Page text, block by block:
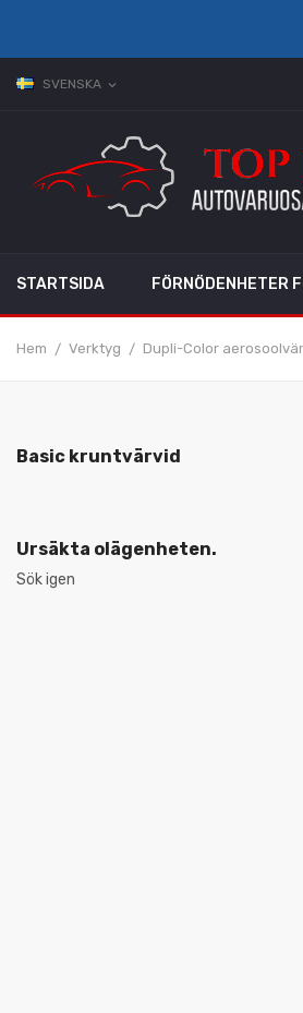
SVENSKA expand_more
STARTSIDA FÖRNÖDENHETER
Hem Verktyg Dupli-Color
Basic kruntvärvid
Ursäkta olägenheten.
Sök igen